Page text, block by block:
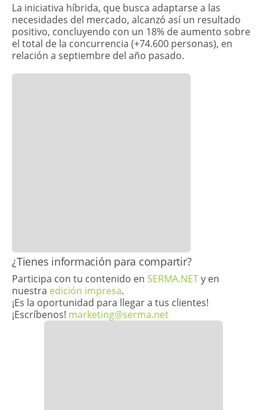
La iniciativa híbrida, que busca adaptarse a las
necesidades del mercado, alcanzó así un resultado
positivo, concluyendo con un 18% de aumento sobre
el total de la concurrencia (+74.600 personas), en
relación a septiembre del año pasado.
​¿Tienes información para compartir?
Participa con tu contenido en SERMA.NETy en
nuestra edición impresa.
¡Es la oportunidad para llegar a tus clientes!
¡Escríbenos! marketing@serma.net